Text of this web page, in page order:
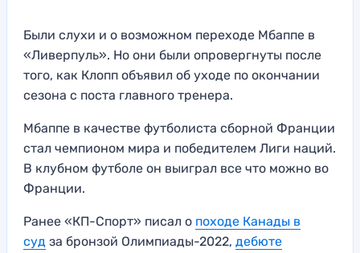
Были слухи и о возможном переходе Мбаппе в
«Ливерпуль». Но они были опровергнуты после
того, как Клопп объявил об уходе по окончании
сезона с поста главного тренера.
Мбаппе в качестве футболиста сборной Франции
стал чемпионом мира и победителем Лиги наций.
В клубном футболе он выиграл все что можно во
Франции.
Ранее «КП-Спорт» писал о походе Канады в
суд за бронзой Олимпиады-2022, дебюте